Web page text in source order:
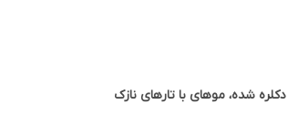
شده، موهای با تارهای نازک